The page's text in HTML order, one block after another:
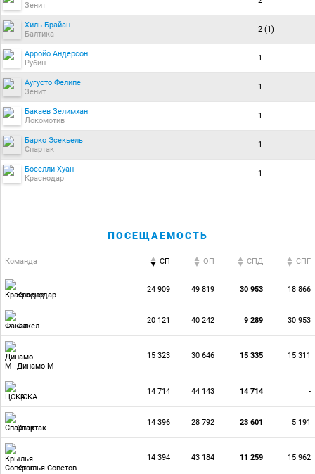
Зенит
Хиль Брайан
Балтика
2 (1)
Арройо Андерсон
Рубин
1
Аугусто Фелипе
Зенит
1
Бакаев Зелимхан
Локомотив
1
Барко Эсекьель
Спартак
1
Боселли Хуан
Краснодар
1
ПОСЕЩАЕМОСТЬ
Команда СП ОП CПД CПГ
Краснодар
24 909 49 819 30 953 18 866
Факел
20 121 40 242 9 289 30 953
Динамо М
15 323 30 646 15 335 15 311
ЦСКА
14 714 44 143 14 714 -
Спартак
14 396 28 792 23 601 5 191
Крылья Советов
14 394 43 184 11 259 15 962